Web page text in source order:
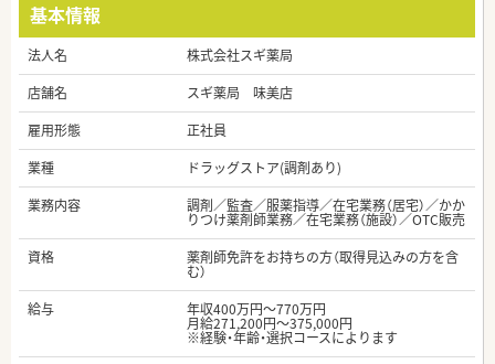
基本情報
法人名
株式会社スギ薬局
店舗名
スギ薬局 味美店
雇用形態
正社員
業種
ドラッグストア(調剤あり)
業務内容
調剤／監査／服薬指導／在宅業務（居宅）／かか
りつけ薬剤師業務／在宅業務（施設）／OTC販売
資格
薬剤師免許をお持ちの方（取得見込みの方を含
む）
給与
年収400万円～770万円
月給271,200円～375,000円
※経験・年齢・選択コースによります